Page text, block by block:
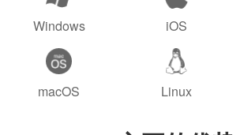
Windows iOS
macOS Linux